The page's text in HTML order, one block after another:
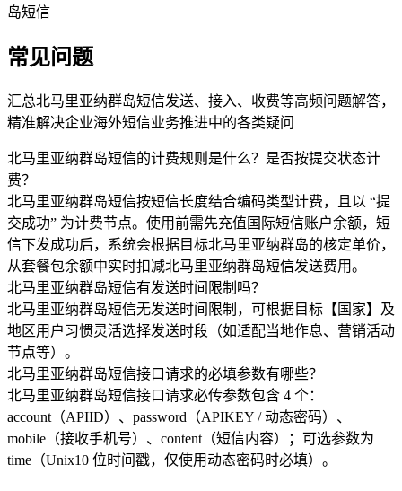
岛短信
常见问题
汇总北马里亚纳群岛短信发送、接入、收费等高频问题解答，
精准解决企业海外短信业务推进中的各类疑问
北马里亚纳群岛短信的计费规则是什么？是否按提交状态计
费？
北马里亚纳群岛短信按短信长度结合编码类型计费，且以 “提
交成功” 为计费节点。使用前需先充值国际短信账户余额，短
信下发成功后，系统会根据目标北马里亚纳群岛的核定单价，
从套餐包余额中实时扣减北马里亚纳群岛短信发送费用。
北马里亚纳群岛短信有发送时间限制吗？
北马里亚纳群岛短信无发送时间限制，可根据目标【国家】及
地区用户习惯灵活选择发送时段（如适配当地作息、营销活动
节点等）。
北马里亚纳群岛短信接口请求的必填参数有哪些？
北马里亚纳群岛短信接口请求必传参数包含 4 个：
account（APIID）、password（APIKEY / 动态密码）、
mobile（接收手机号）、content（短信内容）；可选参数为
time（Unix10 位时间戳，仅使用动态密码时必填）。